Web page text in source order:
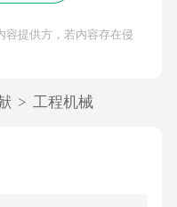
容提供方，若内容存在侵
> 工程机械